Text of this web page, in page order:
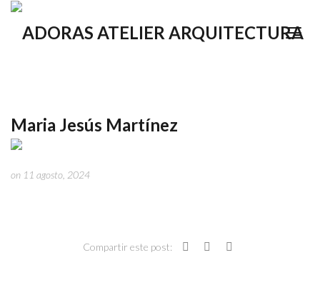
Maria Jesús Martínez
on 11 agosto, 2024
Compartir este post: